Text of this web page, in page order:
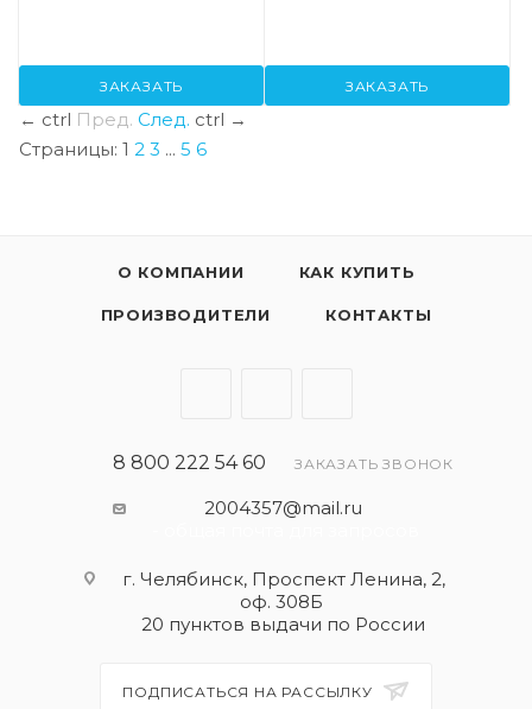
ЗАКАЗАТЬ ЗАКАЗАТЬ
← ctrl Пред. След. ctrl →
Страницы: 1 2 3 ... 5 6
О КОМПАНИИ КАК КУПИТЬ
ПРОИЗВОДИТЕЛИ КОНТАКТЫ
8 800 222 54 60 ЗАКАЗАТЬ ЗВОНОК
2004357@mail.ru
г. Челябинск, Проспект Ленина, 2,
оф. 308Б
20 пунктов выдачи по России
ПОДПИСАТЬСЯ НА РАССЫЛКУ